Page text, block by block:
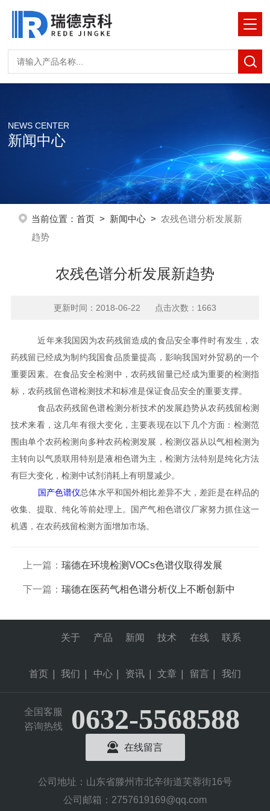
NEWS CENTER
新闻中心
当前位置： 首页> 新闻中心> 农残色谱分析发展新
趋势
农残色谱分析发展新趋势
更新时间：2018-06-22 点击次数：1663
近年来我国因为农药残留造成的食品安全事件时有发生，农
药残留已经成为制约我国食品质量提高，影响我国对外贸易的一个
重要因素。在食品安全检测中，农药残留量已经成为重要的检测指
标，农药残留色谱检测技术和标准是保证食品安全的重要支撑。
食品农药残留色谱检测分析技术的发展趋势从农药残留检测
技术来看，这几年有很大变化，主要表现在以下几个方面：检测范
围由单个农药检测向多种农药检测发展，检测仪器从以气相检测为
主转向以气质联用特别是液相色谱为主，检测方法特别是纯化方法
有巨大变化，检测中试剂消耗上有明显减少。
国产色谱仪总体水平和国外相比差异不大，差距是在样品的
收集、提取、纯化等前处理上。国产气相色谱仪厂家努力抓住这一
机遇，在农药残留检测方面增加市场。
上一篇： 瑞德在环境检测VOCs色谱仪取得发展
下一篇： 瑞德在医药气相色谱分析仪上不断创新中
首页
关于
我们
产品
中心
新闻
资讯
技术
文章
在线
留言
联系
我们
全国客服
咨询热线
0632-5568588
在线留言
公司地址：山东省滕州市北辛街道芙蓉街16号
公司邮箱：2757619169@qq.com